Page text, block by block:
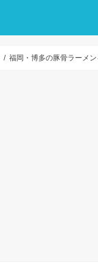
福岡・博多の豚骨ラーメ